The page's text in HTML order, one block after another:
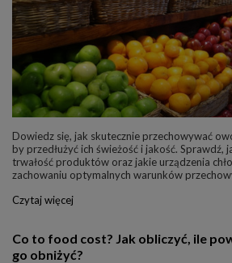
Dowiedz się, jak skutecznie przechowywać
by przedłużyć ich świeżość i jakość. Sprawdź,
trwałość produktów oraz jakie urządzenia
zachowaniu optymalnych warunków
Czytaj więcej
Co to food cost? Jak obliczyć, ile
go obniżyć?